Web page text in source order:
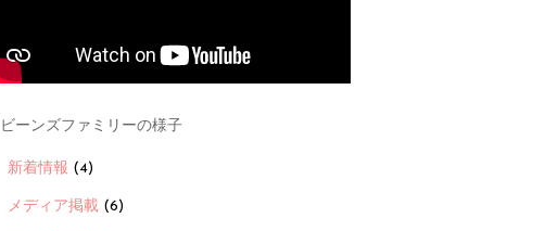
ビーンズファミリーの様子
新着情報 (4)
メディア掲載 (6)